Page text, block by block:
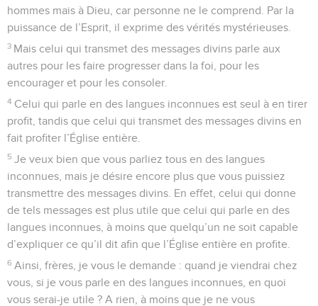
hommes mais à Dieu, car personne ne le comprend. Par la
puissance de l’Esprit, il exprime des vérités mystérieuses.
3 Mais celui qui transmet des messages divins parle aux
autres pour les faire progresser dans la foi, pour les
encourager et pour les consoler.
4 Celui qui parle en des langues inconnues est seul à en tirer
profit, tandis que celui qui transmet des messages divins en
fait profiter l’Église entière.
5 Je veux bien que vous parliez tous en des langues
inconnues, mais je désire encore plus que vous puissiez
transmettre des messages divins. En effet, celui qui donne
de tels messages est plus utile que celui qui parle en des
langues inconnues, à moins que quelqu’un ne soit capable
d’expliquer ce qu’il dit afin que l’Église entière en profite.
6 Ainsi, frères, je vous le demande : quand je viendrai chez
vous, si je vous parle en des langues inconnues, en quoi
vous serai-je utile ? A rien, à moins que je ne vous